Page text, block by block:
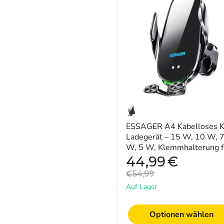
Kabelloses
Ladegerät
W,
Klemmhalterung
für
Lüftungsschlitze,
kompatibel
mit
iPhone
13,
14,
14
14Pro
Max,
ESSAGER A4 Kabelloses
Ladegerät – 15 W, 10 W,
W, 5 W, Klemmhalterung
Lüftungsschlitze, kompatibel
mit iPh...
Aktueller
Preis
44,99€
Originalpreis
€54,99
Auf Lager
Optionen wählen